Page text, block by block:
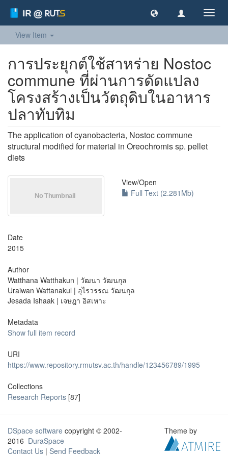
View Item
การประยุกต์ใช้สาหร่าย Nostoc
commune ที่ผ่านการดัดแปลง
โครงสร้างเป็นวัตถุดิบในอาหาร
ปลาทับทิม
The application of cyanobacteria, Nostoc commune
structural modified for material in Oreochromis sp. pellet
diets
View/Open
Full Text (2.281Mb)
Date
2015
Author
Watthana Watthakun | วัฒนา วัฒนกุล
Uraiwan Wattanakul | อุไรวรรณ วัฒนกุล
Jesada Ishaak | เจษฎา อิสเหาะ
Metadata
Show full item record
URI
https://www.repository.rmutsv.ac.th/handle/123456789/1995
Collections
Research Reports [87]
DSpace software copyright © 2002-
2016 DuraSpace
Contact Us | Send Feedback
Theme by